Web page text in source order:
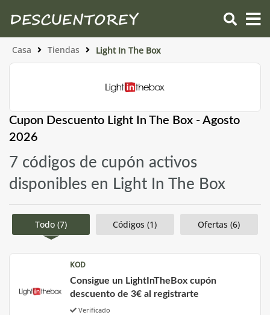
Casa Tiendas Light In The Box
Cupon Descuento Light In The Box - Agosto
2026
7 códigos de cupón activos
disponibles en Light In The Box
Todo (7) Códigos (1) Ofertas (6)
KOD
Consigue un LightInTheBox cupón
descuento de 3€ al registrarte
Verificado